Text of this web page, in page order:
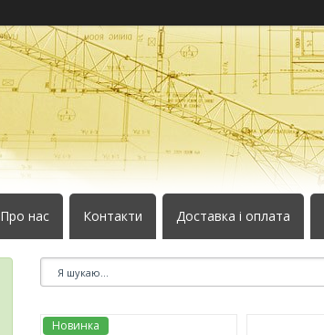
Про нас Контакти Доставка і оплата
Новинка